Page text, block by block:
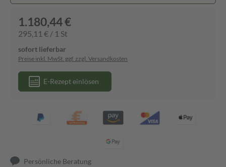
1.180,44 €
295,11 € / 1 St
sofort lieferbar
Preise inkl. MwSt. ggf. zzgl. Versandkosten
E-Rezept einlösen
Persönliche Beratung